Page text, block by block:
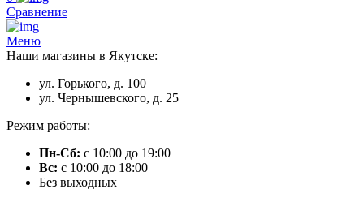
Сравнение
Меню
Наши магазины в Якутске:
ул. Горького, д. 100
ул. Чернышевского, д. 25
Режим работы:
Пн-Сб: с 10:00 до 19:00
Вс: с 10:00 до 18:00
Без выходных